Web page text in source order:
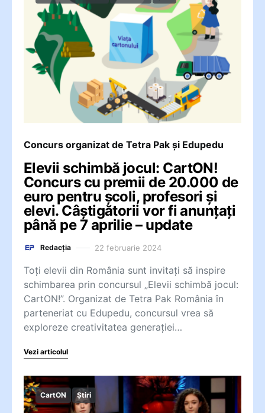
Concurs organizat de Tetra Pak și Edupedu
Elevii schimbă jocul: CartON!
Concurs cu premii de 20.000 de
euro pentru școli, profesori și
elevi. Câștigătorii vor fi anunțați
până pe 7 aprilie – update
Redacția 22 februarie 2024
Toți elevii din România sunt invitați să inspire
schimbarea prin concursul „Elevii schimbă jocul:
CartON!”. Organizat de Tetra Pak România în
parteneriat cu Edupedu, concursul vrea să
exploreze creativitatea generației…
Vezi articolul
CartON Știri